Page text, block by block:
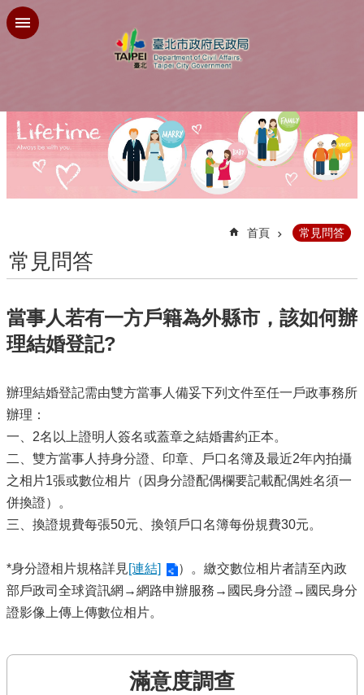
跳到主要內容區塊
首頁 常見問答
常見問答
當事人若有一方戶籍為外縣市，該如何辦
理結婚登記?
辦理結婚登記需由雙方當事人備妥下列文件至任一戶政事務所
辦理：
一、2名以上證明人簽名或蓋章之結婚書約正本。
二、雙方當事人持身分證、印章、戶口名簿及最近2年內拍攝
之相片1張或數位相片（因身分證配偶欄要記載配偶姓名須一
併換證）。
三、換證規費每張50元、換領戶口名簿每份規費30元。
*身分證相片規格詳見 [連結]
）。繳交數位相片者請至內政
部戶政司全球資訊網→網路申辦服務→國民身分證→國民身分
證影像上傳上傳數位相片。
滿意度調查